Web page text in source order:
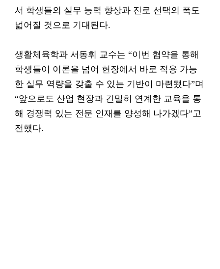
서 학생들의 실무 능력 향상과 진로 선택의 폭도
넓어질 것으로 기대된다.
생활체육학과 서동휘 교수는 “이번 협약을 통해
학생들이 이론을 넘어 현장에서 바로 적용 가능
한 실무 역량을 갖출 수 있는 기반이 마련됐다”며
“앞으로도 산업 현장과 긴밀히 연계한 교육을 통
해 경쟁력 있는 전문 인재를 양성해 나가겠다”고
전했다.